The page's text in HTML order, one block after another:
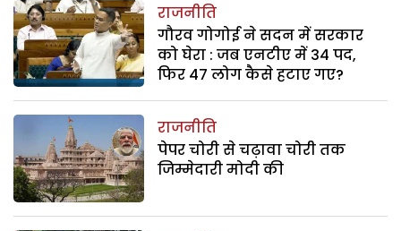
राजनीति
गौरव गोगोई ने सदन में सरकार
को घेरा : जब एनटीए में 34 पद,
फिर 47 लोग कैसे हटाए गए?
राजनीति
पेपर चोरी से चढ़ावा चोरी तक
जिम्मेदारी मोदी की